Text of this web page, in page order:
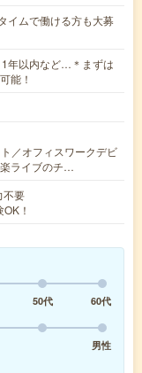
イムで働ける方も大募
年以内など…＊まずは
能！
／オフィスワークデビ
ライブのチ…
不要
！
50代
60代
男性